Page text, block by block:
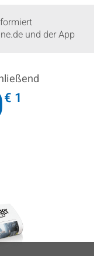
und der App
€ 1